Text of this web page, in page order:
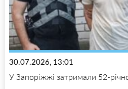
30.07.2026, 13:01
У Запоріжжі затримали 52-